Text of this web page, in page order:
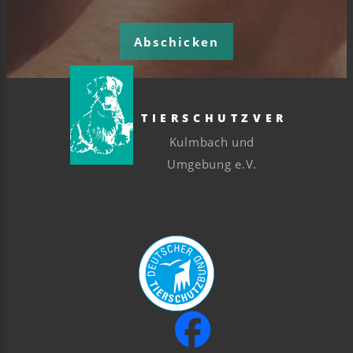
Abschicken
TIERSCHUTZVEREIN
Kulmbach und
Umgebung e.V.